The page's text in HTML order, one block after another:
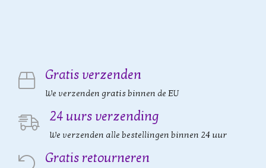
Gratis verzenden
We verzenden gratis binnen de EU
24 uurs verzending
We verzenden alle bestellingen binnen 24 uur
Gratis retourneren